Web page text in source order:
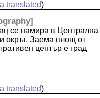
translated)
]
се намира в Централна
окръг. Заема площ от
център е град
translated)